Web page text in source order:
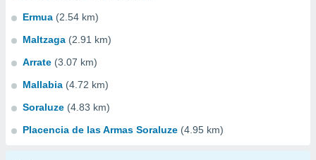
Ermua (2.54 km)
Maltzaga (2.91 km)
Arrate (3.07 km)
Mallabia (4.72 km)
Soraluze (4.83 km)
Placencia de las Armas Soraluze (4.95 km)